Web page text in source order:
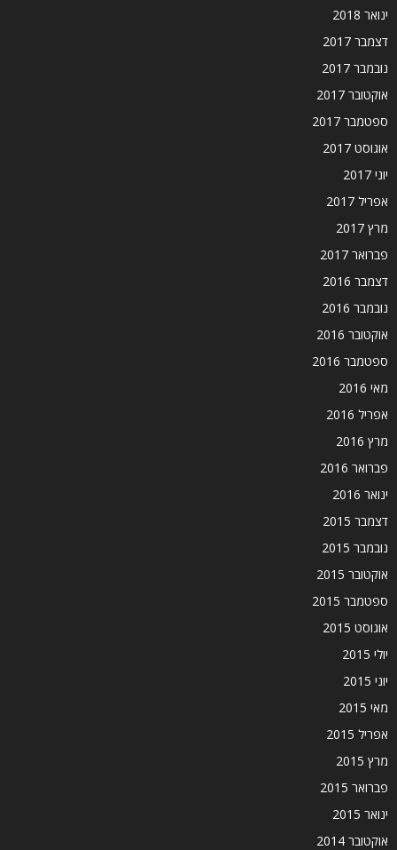
ינואר 2018
דצמבר 2017
נובמבר 2017
אוקטובר 2017
ספטמבר 2017
אוגוסט 2017
יוני 2017
אפריל 2017
מרץ 2017
פברואר 2017
דצמבר 2016
נובמבר 2016
אוקטובר 2016
ספטמבר 2016
מאי 2016
אפריל 2016
מרץ 2016
פברואר 2016
ינואר 2016
דצמבר 2015
נובמבר 2015
אוקטובר 2015
ספטמבר 2015
אוגוסט 2015
יולי 2015
יוני 2015
מאי 2015
אפריל 2015
מרץ 2015
פברואר 2015
ינואר 2015
אוקטובר 2014